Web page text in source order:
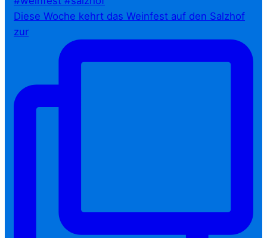
Diese Woche kehrt das Weinfest auf den Salzhof
zur